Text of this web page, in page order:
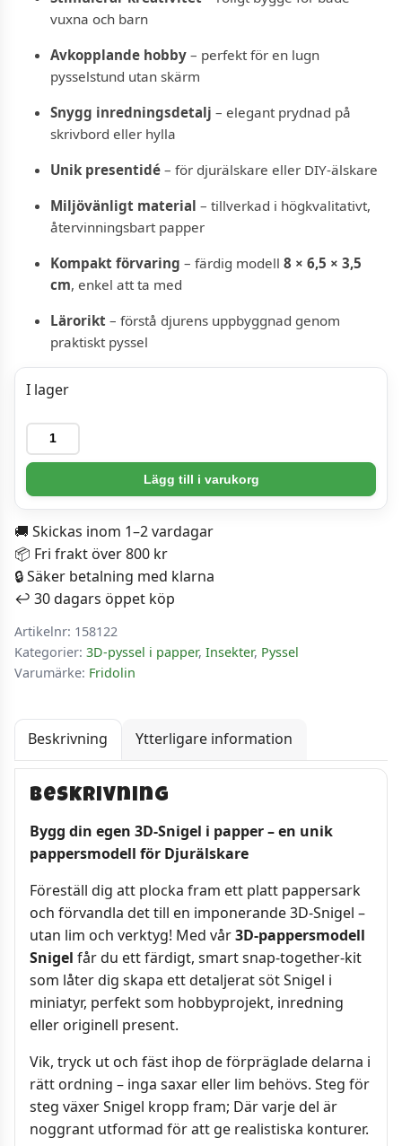
vuxna och barn
Avkopplande hobby – perfekt för en lugn
pysselstund utan skärm
Snygg inredningsdetalj – elegant prydnad på
skrivbord eller hylla
Unik presentidé – för djurälskare eller DIY-älskare
Miljövänligt material – tillverkad i högkvalitativt,
återvinningsbart papper
Kompakt förvaring – färdig modell 8 × 6,5 × 3,5
cm, enkel att ta med
Lärorikt – förstå djurens uppbyggnad genom
praktiskt pyssel
I lager
Pyssel
-
mängd
Lägg till i varukorg
🚚 Skickas inom 1–2 vardagar
📦 Fri frakt över 800 kr
🔒 Säker betalning med klarna
↩️ 30 dagars öppet köp
Artikelnr: 158122
Kategorier: 3D-pyssel i papper, Insekter, Pyssel
Varumärke: Fridolin
Beskrivning Ytterligare information
Beskrivning
Bygg din egen 3D-Snigel i papper – en unik
pappersmodell för Djurälskare
Föreställ dig att plocka fram ett platt pappersark
och förvandla det till en imponerande 3D-Snigel –
utan lim och verktyg! Med vår3D-pappersmodell
Snigel får du ett färdigt, smart snap-together-kit
som låter dig skapa ett detaljerat söt Snigel i
miniatyr, perfekt som hobbyprojekt, inredning
eller originell present.
Vik, tryck ut och fäst ihop de förpräglade delarna i
rätt ordning – inga saxar eller lim behövs. Steg för
steg växer Snigel kropp fram; Där varje del är
noggrant utformad för att ge realistiska konturer.